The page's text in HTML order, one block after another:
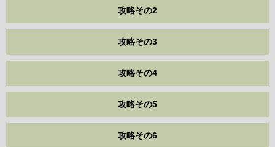
攻略その2
攻略その3
攻略その4
攻略その5
攻略その6